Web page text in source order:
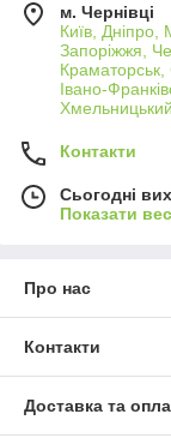
м. Чернівці
Київ, Дніпро,
Запоріжжя,
Краматорськ,
Івано-
Контакти
Сьогодні
Показати
Про нас
Контакти
Доставка та